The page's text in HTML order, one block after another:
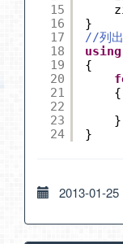
15
16
17
18
19
20
21
22
23
24
}
//列出
using
{
{
}
}
2013-01-25